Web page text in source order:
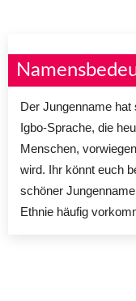
Der Jungenname hat
Igbo-Sprache, die
Menschen,
wird. Ihr könnt euch
schöner
Ethnie häufig